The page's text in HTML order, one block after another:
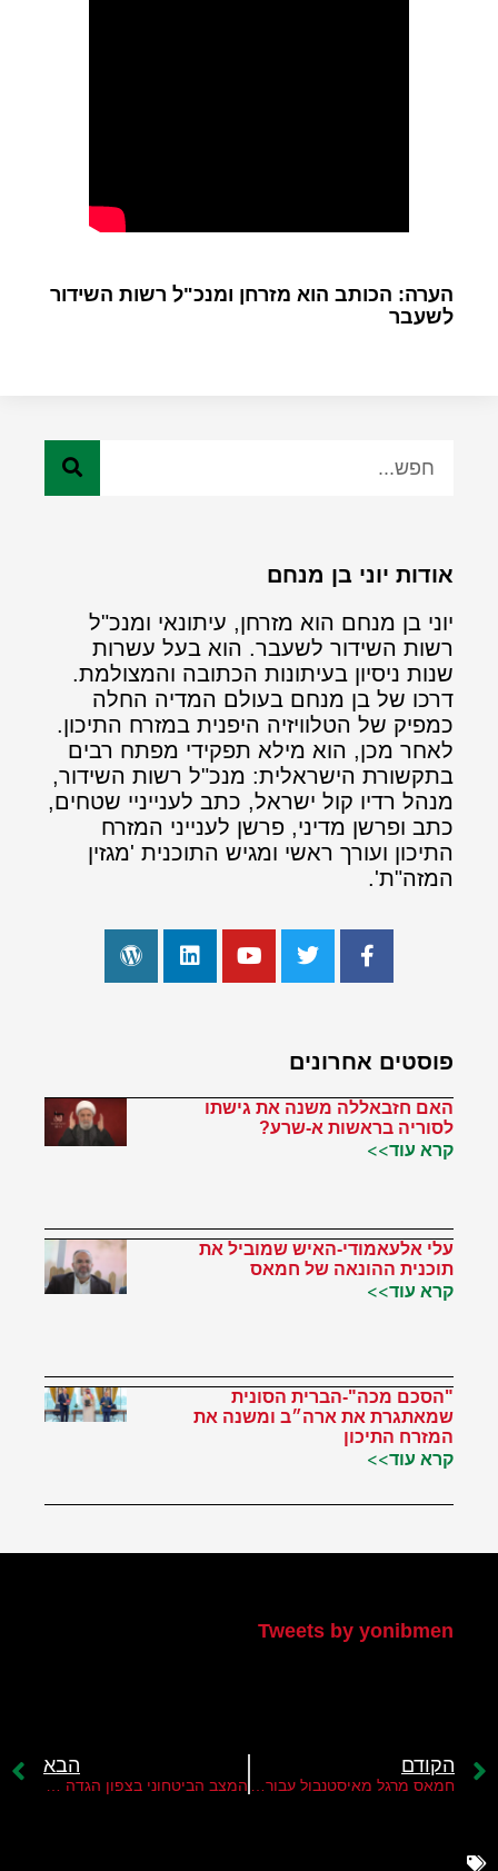
הערה: הכותב הוא מזרחן ומנכ"ל רשות השידור
לשעבר
אודות יוני בן מנחם
יוני בן מנחם הוא מזרחן, עיתונאי ומנכ"ל
רשות השידור לשעבר. הוא בעל עשרות
שנות ניסיון בעיתונות הכתובה והמצולמת.
דרכו של בן מנחם בעולם המדיה החלה
כמפיק של הטלוויזיה היפנית במזרח התיכון.
לאחר מכן, הוא מילא תפקידי מפתח רבים
בתקשורת הישראלית: מנכ"ל רשות השידור,
מנהל רדיו קול ישראל, כתב לענייניי שטחים,
כתב ופרשן מדיני, פרשן לענייני המזרח
התיכון ועורך ראשי ומגיש התוכנית 'מגזין
המזה"ת'.
פוסטים אחרונים
האם חזבאללה משנה את גישתו
לסוריה בראשות א-שרע?
קרא עוד>>
עלי אלעאמודי-האיש שמוביל את
תוכנית ההונאה של חמאס
קרא עוד>>
"הסכם מכה"-הברית הסונית
שמאתגרת את ארה״ב ומשנה את
המזרח התיכון
קרא עוד>>
Tweets by yonibmen
הקודם הבא